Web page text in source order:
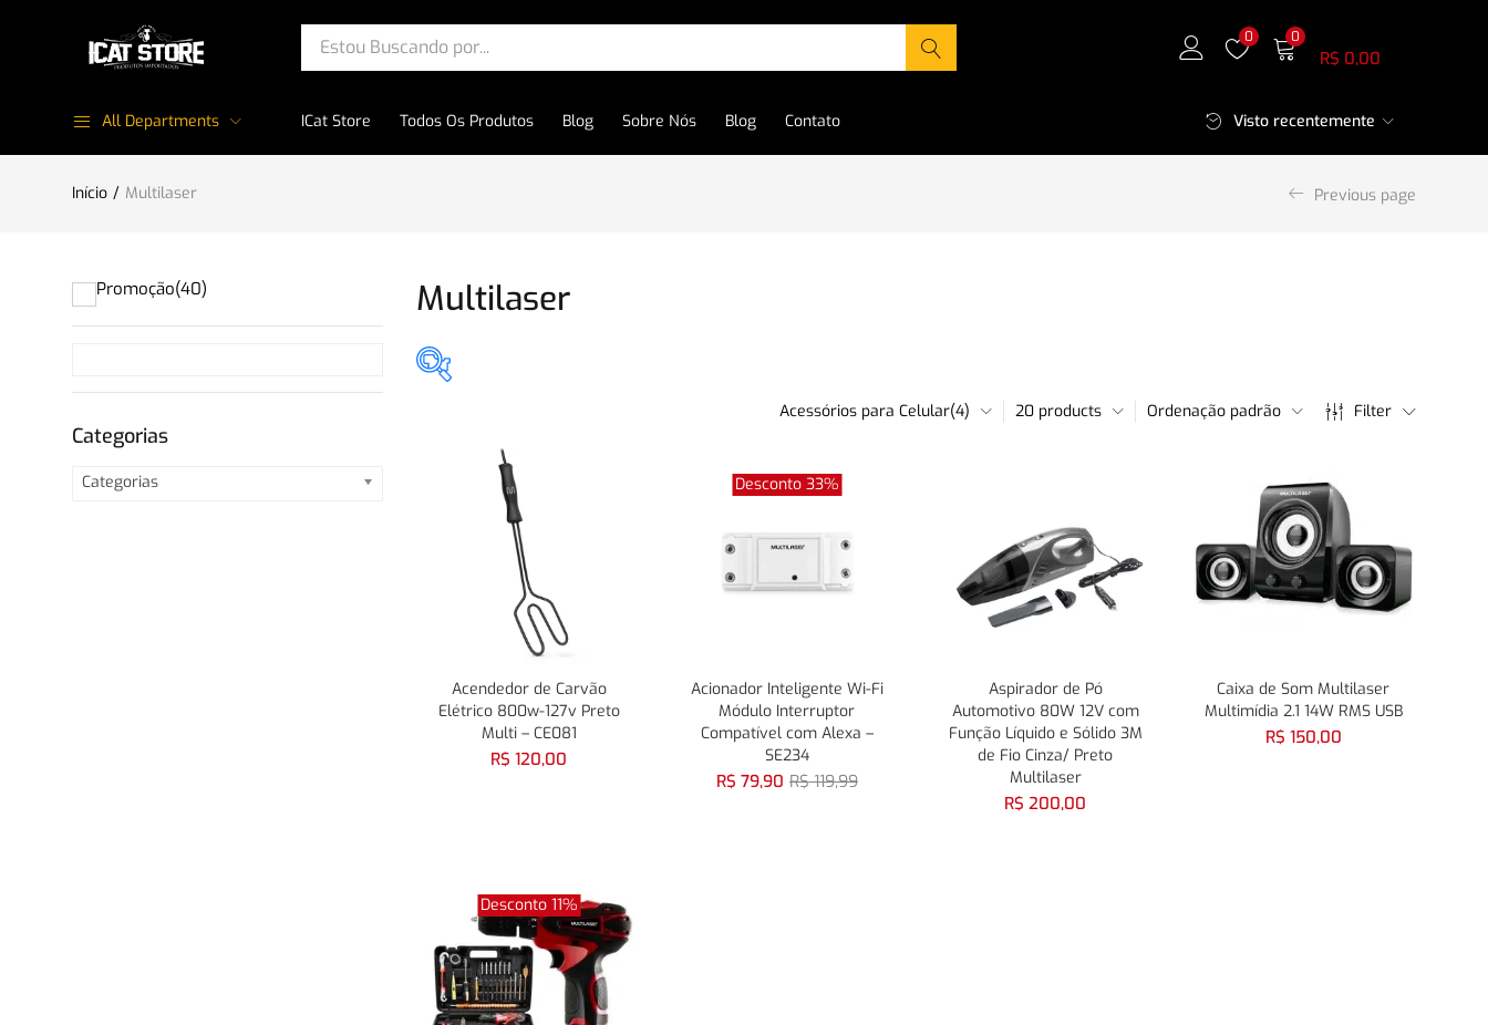
0 0
R$ 0,00
All Departments ICat Store Todos Os Produtos Blog Sobre Nós Blog Contato Visto recentemente
Início Multilaser Previous page
Multilaser
Categorias
Filter
Ordenação padrão
20 products
Acessórios para Celular(4)
Acendedor de Carvão
Elétrico 800w-127v Preto
Multi – CE081
R$ 120,00
Desconto 33%
Acionador Inteligente Wi-Fi
Módulo Interruptor
Compatível com Alexa –
SE234
R$ 79,90 R$119,99
Aspirador de Pó
Automotivo 80W 12V com
Função Líquido e Sólido 3M
de Fio Cinza/ Preto
Multilaser
R$ 200,00
Caixa de Som Multilaser
Multimídia 2.1 14W RMS USB
R$ 150,00
Desconto 11%
Promoção(40)
Categorias
Categorias